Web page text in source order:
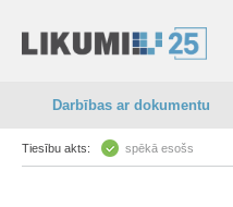
Darbības ar dokumentu
Tiesību akts: spēkā esošs